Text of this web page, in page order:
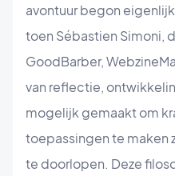
avontuur begon
toen Sébastien Simoni,
GoodBarber,
van reflectie,
mogelijk gemaakt om
toepassingen te maken
te doorlopen. Deze